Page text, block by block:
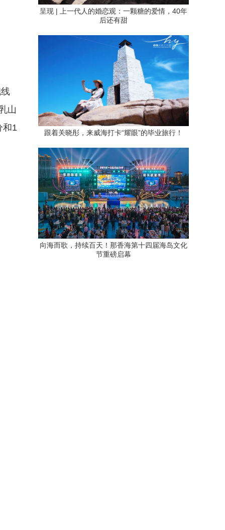
山
和1
呈现 | 上一代人的婚恋观：一颗糖的爱情，40年
后还有甜
跟着关晓彤，来威海打卡“耀眼”的毕业旅行！
向海而歌，持续百天！那香海第十四届海岛文化
节重磅启幕